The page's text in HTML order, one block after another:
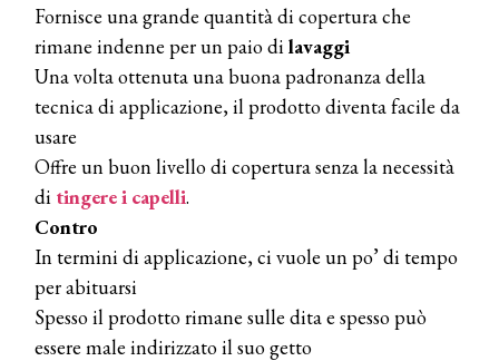
Fornisce una grande quantità di copertura che
rimane indenne per un paio dilavaggi
Una volta ottenuta una buona padronanza della
tecnica di applicazione, il prodotto diventa facile da
usare
Offre un buon livello di copertura senza la necessità
di tingere i capelli.
Contro
In termini di applicazione, ci vuole un po’ di tempo
per abituarsi
Spesso il prodotto rimane sulle dita e spesso può
essere male indirizzato il suo getto